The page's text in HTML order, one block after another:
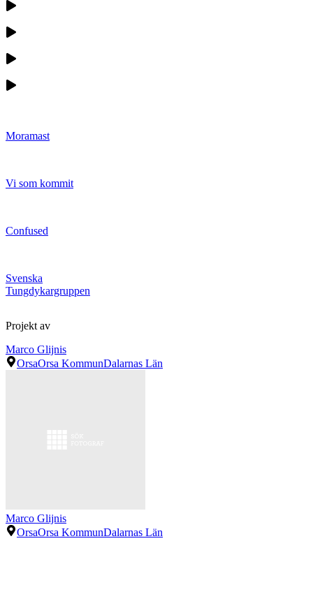
Moramast
Vi som kommit
Confused
Svenska
Tungdykargruppen
Projekt av
Marco Glijnis
OrsaOrsa KommunDalarnas Län
Marco Glijnis
OrsaOrsa KommunDalarnas Län